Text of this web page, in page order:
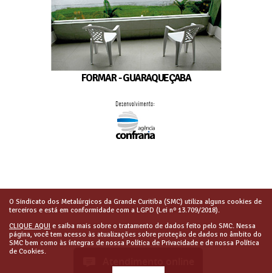
FORMAR - GUARAQUEÇABA
O Sindicato dos Metalúrgicos da Grande Curitiba (SMC) utiliza alguns cookies de
terceiros e está em conformidade com a LGPD (Lei nº 13.709/2018).
CLIQUE AQUI e saiba mais sobre o tratamento de dados feito pelo SMC. Nessa
página, você tem acesso às atualizações sobre proteção de dados no âmbito do
SMC bem como às íntegras de nossa Política de Privacidade e de nossa Política
de Cookies.